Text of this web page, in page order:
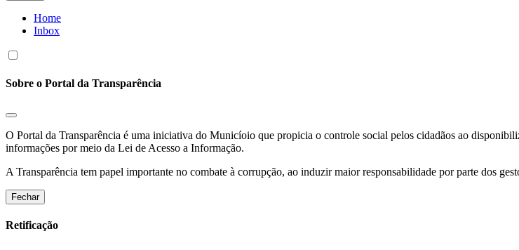
Home
Inbox
Sobre o Portal da Transparência
O Portal da Transparência é uma iniciativa do Municíoio que propicia o controle social pelos cidadãos ao
informações por meio da Lei de Acesso a Informação.
A Transparência tem papel importante no combate à corrupção, ao induzir maior responsabilidade por parte dos
Fechar
Retificação